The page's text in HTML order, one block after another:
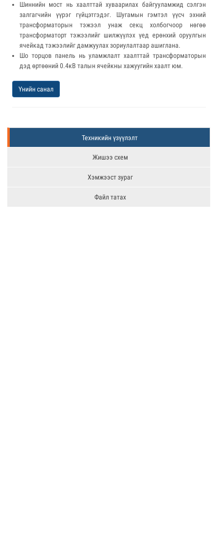
Шиннийн мост нь хаалттай хуваарилах байгууламжид сэлгэн
залгагчийн үүрэг гүйцэтгэдэг. Шугамын гэмтэл үүсч эхний
трансформаторын тэжээл унаж секц холбогчоор нөгөө
трансформаторт тэжээлийг шилжүүлэх үед ерөнхий оруулгын
ячейкад тэжээлийг дамжуулах зориулалтаар ашиглана.
Шо торцов панель нь уламжлалт хаалттай трансформаторын
дэд өртөөний 0.4кВ талын ячейкны хажуугийн хаалт юм.
Үнийн санал
Техникийн үзүүлэлт
Жишээ схем
Хэмжээст зураг
Файл татах